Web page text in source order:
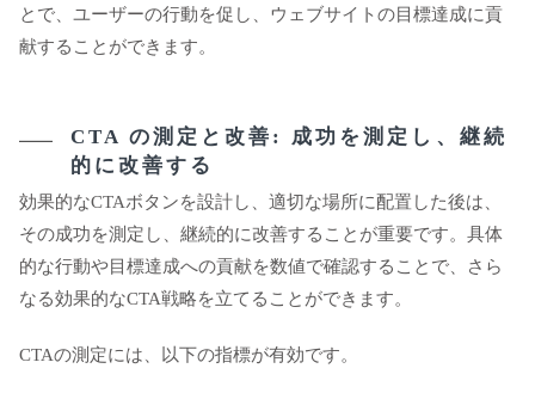
とで、ユーザーの行動を促し、ウェブサイトの目標達成に貢
献することができます。
CTA の測定と改善: 成功を測定し、継続
的に改善する
効果的なCTAボタンを設計し、適切な場所に配置した後は、
その成功を測定し、継続的に改善することが重要です。具体
的な行動や目標達成への貢献を数値で確認することで、さら
なる効果的なCTA戦略を立てることができます。
CTAの測定には、以下の指標が有効です。